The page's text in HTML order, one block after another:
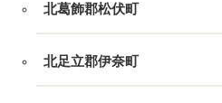
北葛飾郡松伏町
北足立郡伊奈町